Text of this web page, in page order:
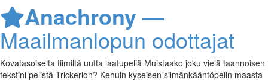
Anachrony—
Maailmanlopun odottajat
Kovatasoiselta tiimiltä uutta laatupeliä Muistaako joku vielä taannoisen
tekstini pelistä Trickerion? Kehuin kyseisen silmänkääntöpelin maasta